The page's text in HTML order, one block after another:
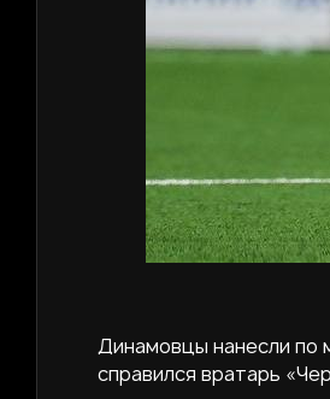
Динамовцы нанесли по
справился вратарь